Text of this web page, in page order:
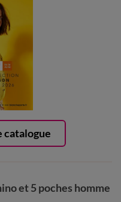
catalogue
et 5 poches homme